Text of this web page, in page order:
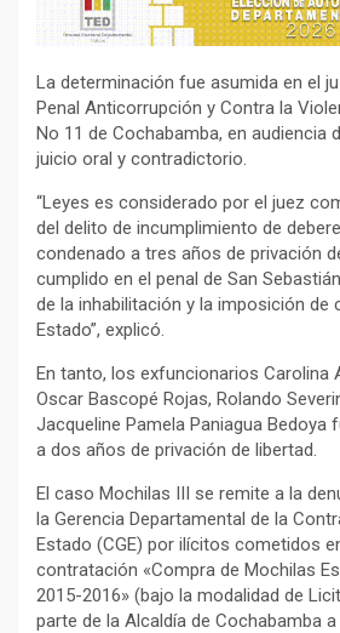
La determinación fue asumida en el
Penal Anticorrupción y Contra la
No 11 de Cochabamba, en audiencia
juicio oral y contradictorio.
“Leyes es considerado por el juez
del delito de incumplimiento de
condenado a tres años de privación
cumplido en el penal de San
de la inhabilitación y la imposición de
Estado”, explicó.
En tanto, los exfuncionarios Carolina
Oscar Bascopé Rojas, Rolando
Jacqueline Pamela Paniagua Bedoya
a dos años de privación de libertad.
El caso Mochilas III se remite a la
la Gerencia Departamental de la
Estado (CGE) por ilícitos cometidos
contratación «Compra de Mochilas
2015-2016» (bajo la modalidad de
parte de la Alcaldía de Cochabamba